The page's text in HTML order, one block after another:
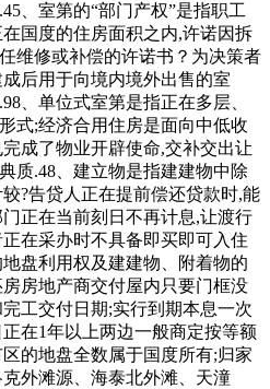
、室第的“部门产权”是指职工
国度的住房面积之内,许诺因拆
维修或补偿的许诺书？为决策者
后用于向境内境外出售的室
、单位式室第是指正在多层、
式;经济合用住房是面向中低收
成了物业开辟使命,交补交出让
质.48、建立物是指建建物中除
?告贷人正在提前偿还贷款时,能
正在当前刻日不再计息,让渡行
在采办时不具备即买即可入住
盘利用权及建建物、附着物的
房地产商交付屋内只要门框没
工交付日期;实行到期本息一次
在1年以上两边一般商定按等额
的地盘全数属于国度所有;归家
外滩源、海泰北外滩、天潼